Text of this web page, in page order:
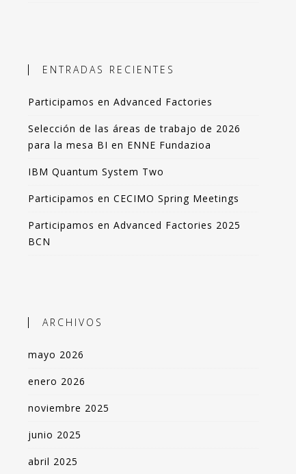
de decisiones, hasta sistemas de
para optimización de procesos
el objetivo es incorporar
objetiva basada en datos como
toma de decisiones.
comparto esas experiencias,
de forma resumida pero clara. La
artículos los podrás leer en 3-4
tu tiempo.
lo disfrutes tanto como yo.
Sáenz -
ENTRADAS RECIENTES
Participamos en Advanced Factories
Selección de las áreas de trabajo de 2026
para la mesa BI en ENNE Fundazioa
IBM Quantum System Two
Participamos en CECIMO Spring Meetings
Participamos en Advanced Factories 2025
BCN
ARCHIVOS
mayo 2026
enero 2026
noviembre 2025
junio 2025
abril 2025